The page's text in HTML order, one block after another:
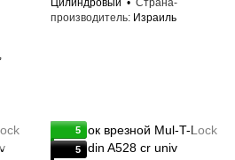
Цилиндровый
Страна-
производитель Израиль
5
5